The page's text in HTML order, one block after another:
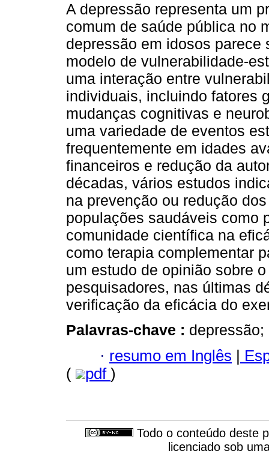
A depressão representa um
comum de saúde pública no
depressão em idosos parece
modelo de vulnerabilidade-
uma interação entre
individuais, incluindo fatores
mudanças cognitivas e
uma variedade de eventos
frequentemente em idades
financeiros e redução da
décadas, vários estudos
na prevenção ou redução
populações saudáveis como
comunidade científica na
como terapia complementar
um estudo de opinião sobre
pesquisadores, nas últimas
verificação da eficácia do
Palavras-chave :
· resumo em Inglês |
(
pdf )
Todo o conteúdo deste
licenciado sob